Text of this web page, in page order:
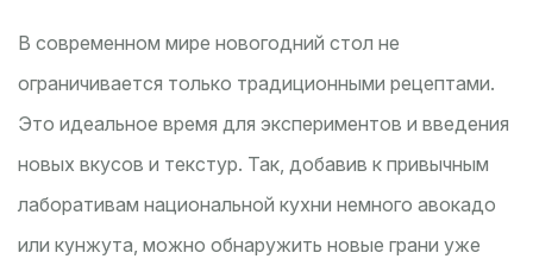
В современном мире новогодний стол не
ограничивается только традиционными рецептами.
Это идеальное время для экспериментов и введения
новых вкусов и текстур. Так, добавив к привычным
лаборативам национальной кухни немного авокадо
или кунжута, можно обнаружить новые грани уже